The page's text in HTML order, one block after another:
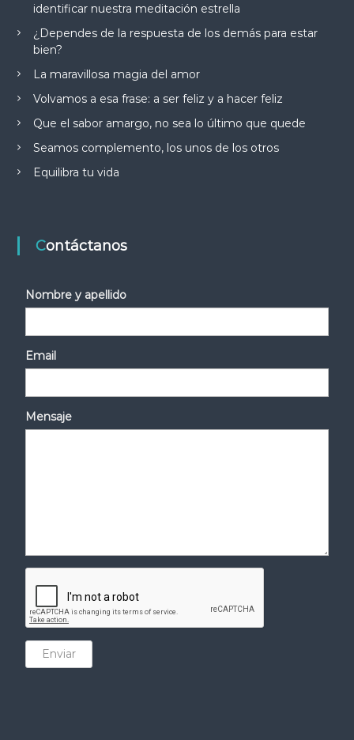
identificar nuestra meditación estrella
¿Dependes de la respuesta de los demás para estar
bien?
La maravillosa magia del amor
Volvamos a esa frase: a ser feliz y a hacer feliz
Que el sabor amargo, no sea lo último que quede
Seamos complemento, los unos de los otros
Equilibra tu vida
Contáctanos
Nombre y apellido
Email
Mensaje
Enviar